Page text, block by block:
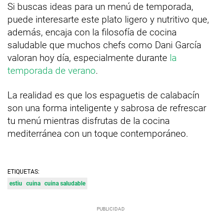
Si buscas ideas para un menú de temporada,
puede interesarte este plato ligero y nutritivo que,
además, encaja con la filosofía de cocina
saludable que muchos chefs como Dani García
valoran hoy día, especialmente durante la
temporada de verano.
La realidad es que los espaguetis de calabacín
son una forma inteligente y sabrosa de refrescar
tu menú mientras disfrutas de la cocina
mediterránea con un toque contemporáneo.
ETIQUETAS:
estiu
cuina cuina saludable